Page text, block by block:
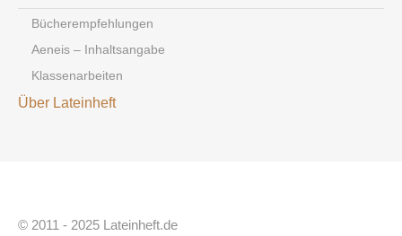
Bücherempfehlungen
Aeneis – Inhaltsangabe
Klassenarbeiten
Über Lateinheft
© 2011 - 2025 Lateinheft.de